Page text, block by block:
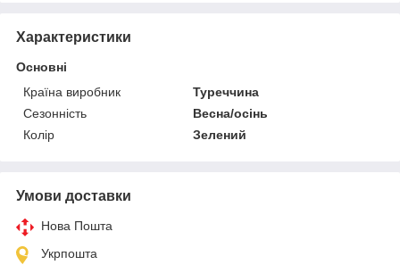
Характеристики
Основні
Країна виробник
Туреччина
Сезонність
Весна/осінь
Колір
Зелений
Умови доставки
Нова Пошта
Укрпошта